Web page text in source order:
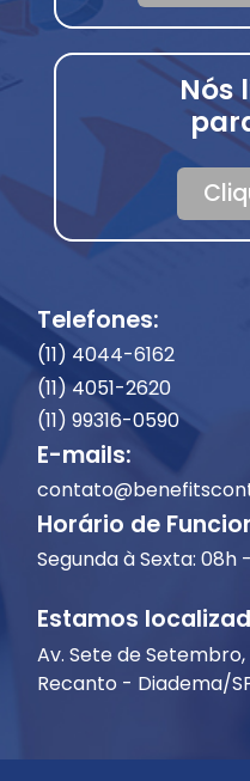
Nós
Telefones:
(11) 4044-6162
(11) 4051-2620
(11) 99316-0590
E-mails:
Horário de
Segunda à Sexta: 08h
Estamos
Av. Sete de
Recanto - Diadema/